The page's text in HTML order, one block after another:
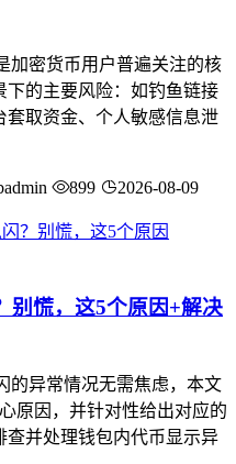
加密货币用户普遍关注的核
的主要风险：如钓鱼链接
取资金、个人敏感信息泄
899 2026-08-09
别慌，这5个原因+解决
的异常情况无需焦虑，本文
原因，并针对性给出对应的
并处理钱包内代币显示异